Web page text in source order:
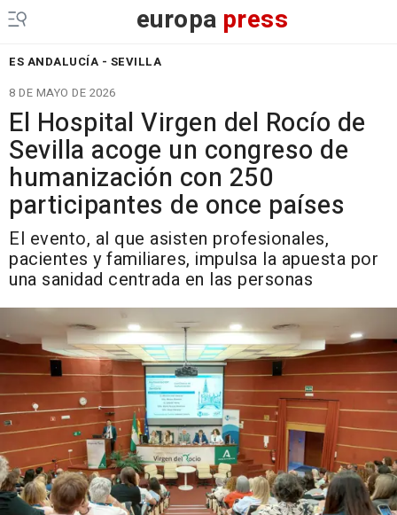
europa press
ES ANDALUCÍA - SEVILLA
8 DE MAYO DE 2026
El Hospital Virgen del Rocío de
Sevilla acoge un congreso de
humanización con 250
participantes de once países
El evento, al que asisten profesionales,
pacientes y familiares, impulsa la apuesta por
una sanidad centrada en las personas